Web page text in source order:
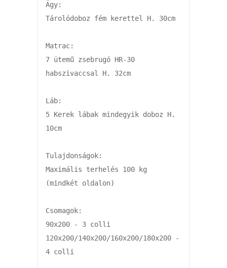
Ágy:
Tárolódoboz fém kerettel H. 30cm
Matrac:
7 ütemű zsebrugó HR-30
habszivaccsal H. 32cm
Láb:
5 Kerek lábak mindegyik doboz H.
10cm
Tulajdonságok:
Maximális terhelés 100 kg
(mindkét oldalon)
Csomagok:
90x200 - 3 colli
120x200/140x200/160x200/180x200 -
4 colli